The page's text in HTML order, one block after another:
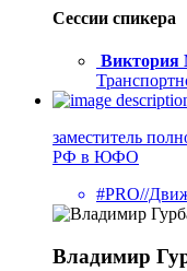
Сессии спикера
Виктория
заместитель
РФ в ЮФО
#PRO//
Владимир